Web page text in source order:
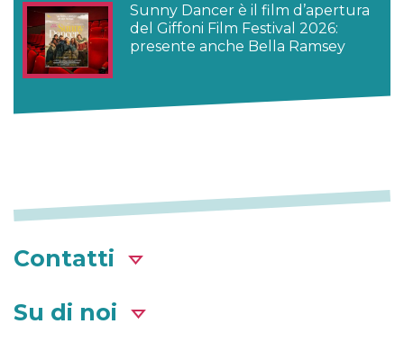
Sunny Dancer è il film d’apertura
del Giffoni Film Festival 2026:
presente anche Bella Ramsey
Contatti
Su di noi